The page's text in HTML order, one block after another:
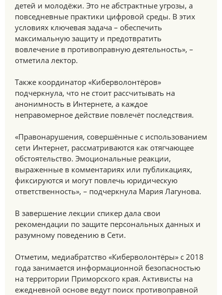
детей и молодёжи. Это не абстрактные угрозы, а
повседневные практики цифровой среды. В этих
условиях ключевая задача – обеспечить
максимальную защиту и предотвратить
вовлечение в противоправную деятельность», –
отметила лектор.
Также координатор «Киберволонтёров»
подчеркнула, что не стоит рассчитывать на
анонимность в Интернете, а каждое
неправомерное действие повлечёт последствия.
«Правонарушения, совершённые с использованием
сети Интернет, рассматриваются как отягчающее
обстоятельство. Эмоциональные реакции,
выраженные в комментариях или публикациях,
фиксируются и могут повлечь юридическую
ответственность», – подчеркнула Мария Лагунова.
В завершение лекции спикер дала свои
рекомендации по защите персональных данных и
разумному поведению в Сети.
Отметим, медиабратство «Киберволонтёры» с 2018
года занимается информационной безопасностью
на территории Приморского края. Активисты на
ежедневной основе ведут поиск противоправной